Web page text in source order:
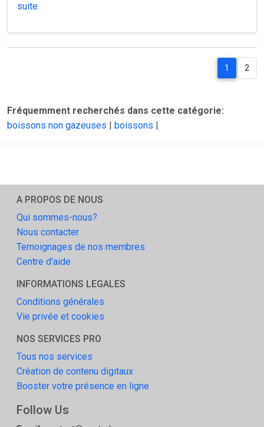
suite
1 2
Fréquemment recherchés dans cette catégorie:
boissons non gazeuses
boissons
A PROPOS DE NOUS
Qui sommes-nous?
Nous contacter
Temoignages de nos membres
Centre d'aide
INFORMATIONS LEGALES
Conditions générales
Vie privée et cookies
NOS SERVICES PRO
Tous nos services
Création de contenu digitaux
Booster votre présence en ligne
Follow Us